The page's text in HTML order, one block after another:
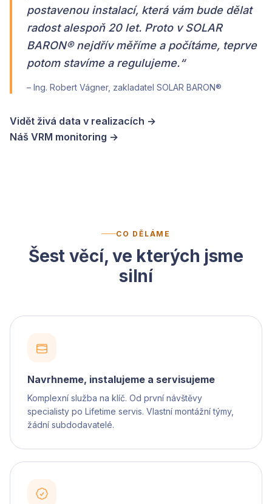
postavenou instalací, která vám bude dělat
radost alespoň 20 let. Proto v SOLAR
BARON® nejdřív měříme a počítáme, teprve
potom stavíme a regulujeme.“
– Ing. Robert Vágner, zakladatel SOLAR BARON®
Vidět živá data v realizacích →
Náš VRM monitoring →
CO DĚLÁME
Šest věcí, ve kterých jsme
silní
Navrhneme, instalujeme a servisujeme
Komplexní služba na klíč. Od první návštěvy
specialisty po Lifetime servis. Vlastní montážní týmy,
žádní subdodavatelé.